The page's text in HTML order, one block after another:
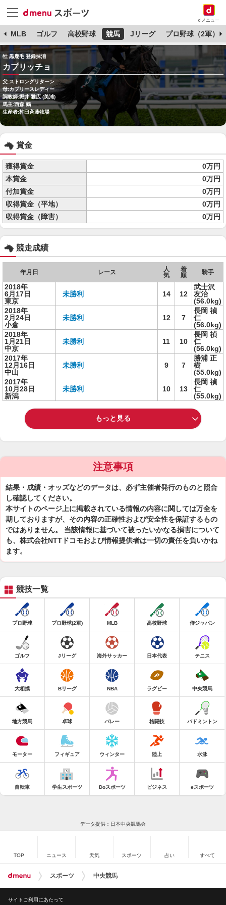
dメニュー
MLB ゴルフ 高校野球 競馬 Jリーグ プロ野球（2軍）
牡 黒鹿毛 登録抹消
カプリッチョ
父:ストロングリターン
母:カプリースレディー
調教師:堀井 雅広 (美浦)
馬主:西森 鶴
生産者:杵臼斉藤牧場
賞金
獲得賞金
0万円
本賞金
0万円
付加賞金
0万円
収得賞金（平地）
0万円
収得賞金（障害）
0万円
競走成績
年月日 レース
人
気
着
順
騎手
2018年
6月17日
東京
未勝利 14 12
武士沢
友治
(56.0kg)
2018年
2月24日
小倉
未勝利 12 7
長岡 禎
仁
(56.0kg)
2018年
1月21日
中京
未勝利 11 10
長岡 禎
仁
(56.0kg)
2017年
12月16日
中山
未勝利 9 7
勝浦 正
樹
(55.0kg)
2017年
10月28日
新潟
未勝利 10 13
長岡 禎
仁
(55.0kg)
もっと見る
注意事項
結果・成績・オッズなどのデータは、必ず主催者発行のものと照合
し確認してください。
本サイトのページ上に掲載されている情報の内容に関しては万全を
期しておりますが、その内容の正確性および安全性を保証するもの
ではありません。 当該情報に基づいて被ったいかなる損害について
も、株式会社NTTドコモおよび情報提供者は一切の責任を負いかね
ます。
競技一覧
プロ野球 プロ野球(2軍) MLB 高校野球 侍ジャパン
ゴルフ Jリーグ 海外サッカー 日本代表 テニス
大相撲 Bリーグ NBA ラグビー 中央競馬
地方競馬 卓球 バレー 格闘技 バドミントン
モーター フィギュア ウィンター 陸上 水泳
自転車 学生スポーツ Doスポーツ ビジネス eスポーツ
データ提供：日本中央競馬会
TOP ニュース 天気 スポーツ 占い すべて
スポーツ 中央競馬
サイトご利用にあたって